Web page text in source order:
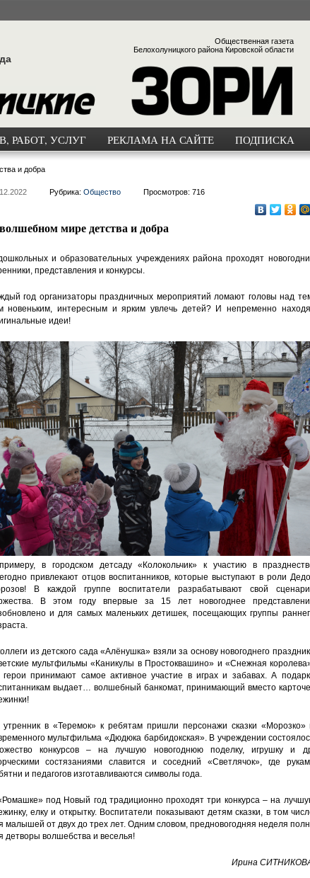
Общественная газета
Белохолуницкого района Кировской области
РАБОТ, УСЛУГ РЕКЛАМА НА САЙТЕ ПОДПИСКА
и добра
Рубрика: Общество Просмотров: 716
мире детства и добра
и образовательных учреждениях района проходят
представления и конкурсы.
год организаторы праздничных мероприятий ломают головы над
новеньким, интересным и ярким увлечь детей? И непременно
идеи!
в городском детсаду «Колокольчик» к участию в
привлекают отцов воспитанников, которые выступают в роли
В каждой группе воспитатели разрабатывают свой
В этом году впервые за 15 лет новогоднее
и для самых маленьких детишек, посещающих группы
из детского сада «Алёнушка» взяли за основу новогоднего
мультфильмы «Каникулы в Простоквашино» и «Снежная
герои принимают самое активное участие в играх и забавах. А
выдает… волшебный банкомат, принимающий вместо
утренник в «Теремок» к ребятам пришли персонажи сказки «Морозко»
мультфильма «Дюдюка барбидокская». В учреждении
конкурсов – на лучшую новогоднюю поделку, игрушку и
состязаниями славится и соседний «Светлячок», где
и педагогов изготавливаются символы года.
под Новый год традиционно проходят три конкурса – на
елку и открытку. Воспитатели показывают детям сказки, в том
малышей от двух до трех лет. Одним словом, предновогодняя неделя
детворы волшебства и веселья!
Ирина